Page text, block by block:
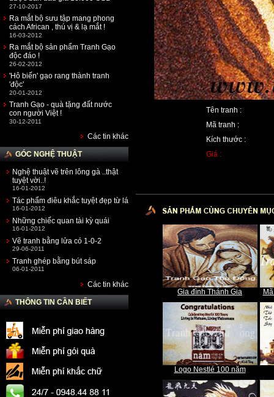
27-10-2017
Ra mắt bộ sưu tập mang phong
cách African , thú vị & lạ mắt !
16-03-2012
Ra mắt bộ sản phẩm Tranh Gạo
độc đáo !
26-02-2012
'Hô biến' gạo rang thành tranh
'độc'
20-01-2012
Tranh Gạo - quà tặng đất nước
con người Việt !
30-12-2011
Các tin khác
GÓC NGHỆ THUẬT
Nghệ thuật vẽ trên lông gà ..thật
tuyệt vời..!
16-01-2012
Tác phẩm điêu khắc tuyệt đẹp từ lá
16-01-2012
Những chiếc quan tài kỳ quái
16-01-2012
Vẽ tranh bằng lửa có 1-0-2
29-06-2011
Tranh ghép bằng bút sáp
06-01-2011
Các tin khác
THÔNG TIN CẦN BIẾT
Tên tranh :
Mã tranh :
Kích thước :
Giá :
Gia đình Thánh Gia
Logo Nestlé 100 năm